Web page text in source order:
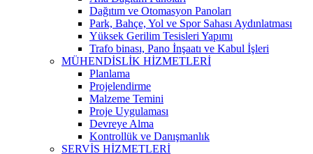
Dağıtım ve Otomasyon Panoları
Park, Bahçe, Yol ve Spor Sahası Aydınlatması
Yüksek Gerilim Tesisleri Yapımı
Trafo binası, Pano İnşaatı ve Kabul İşleri
MÜHENDİSLİK HİZMETLERİ
Planlama
Projelendirme
Malzeme Temini
Proje Uygulaması
Devreye Alma
Kontrollük ve Danışmanlık
SERVİS HİZMETLERİ